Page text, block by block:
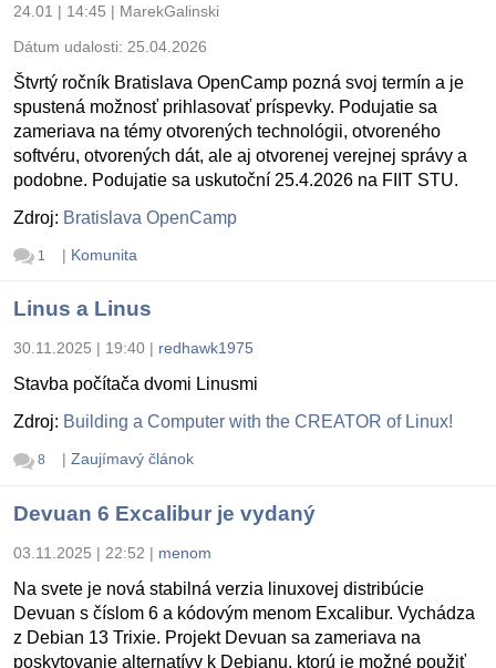
24.01 | 14:45 | MarekGalinski
Dátum udalosti: 25.04.2026
Štvrtý ročník Bratislava OpenCamp pozná svoj termín a je
spustená možnosť prihlasovať príspevky. Podujatie sa
zameriava na témy otvorených technológii, otvoreného
softvéru, otvorených dát, ale aj otvorenej verejnej správy a
podobne. Podujatie sa uskutoční 25.4.2026 na FIIT STU.
Zdroj: Bratislava OpenCamp
1 | Komunita
Linus a Linus
30.11.2025 | 19:40 | redhawk1975
Stavba počítača dvomi Linusmi
Zdroj: Building a Computer with the CREATOR of Linux!
8 | Zaujímavý článok
Devuan 6 Excalibur je vydaný
03.11.2025 | 22:52 | menom
Na svete je nová stabilná verzia linuxovej distribúcie
Devuan s číslom 6 a kódovým menom Excalibur. Vychádza
z Debian 13 Trixie. Projekt Devuan sa zameriava na
poskytovanie alternatívy k Debianu, ktorú je možné použiť